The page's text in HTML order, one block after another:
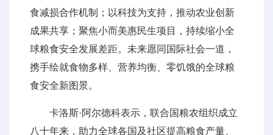
食减损合作机制；以科技为支持，推动农业创新
成果共享；聚焦小而美惠民生项目，持续缩小全
球粮食安全发展差距。未来愿同国际社会一道，
携手绘就食物多样、营养均衡、零饥饿的全球粮
食安全新图景。
卡洛斯·阿尔德科表示，联合国粮农组织成立
八十年来，助力全球各国及社区提高粮食产量、